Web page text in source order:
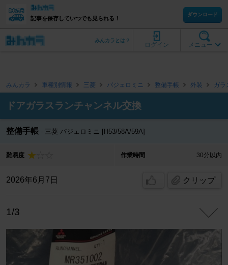
記事を保存していつでも見られる！
ダウンロード
メニュー
ログイン
みんカラとは？
みんカラ 車種別情報 三菱 パジェロミニ 整備手帳 外装 ガラ
ドアガラスランチャンネル交換
整備手帳 三菱 パジェロミニ [H53/58A/59A]
難易度 作業時間 30分以内
2026年6月7日 クリップ
1/3